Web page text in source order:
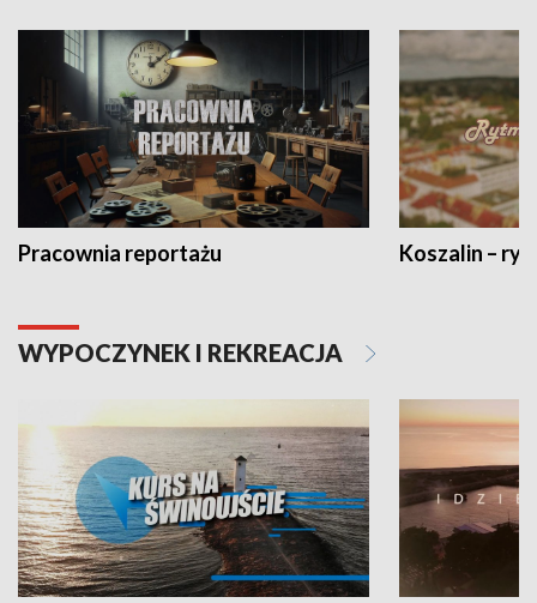
Pracownia reportażu Koszalin –
WYPOCZYNEK I REKREACJA